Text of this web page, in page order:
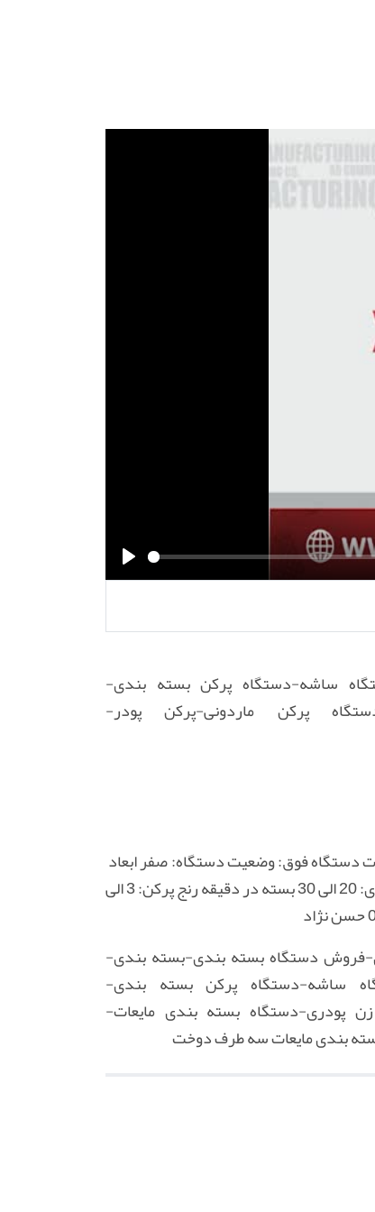
P
a
ساشه-دستگاه پرکن بسته بندی-
پرکن ماردونی-پرکن پودر-
دستگاه فوق: وضعیت دستگاه: صفر ابعاد
دستگاه:54*44*143 ولتاژ لازم: 220 ولت وزن دستگاه: 40 کیلوگرم قدرت مکانیکی دستگاه: 400 وات سرعت بسته بندی: 20 الی 30 بسته در دقیقه رنج پرکن: 3 الی
دستگاه بسته بندی-بسته بندی-
ساشه-دستگاه پرکن بسته بندی-
پودری-دستگاه بسته بندی مایعات-
بندی مایعات سه طرف دوخت